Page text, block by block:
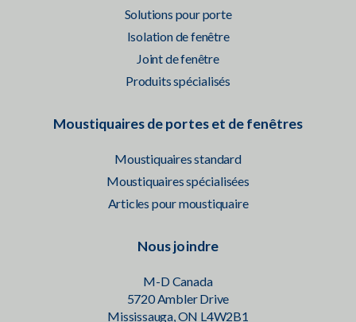
Solutions pour porte
Isolation de fenêtre
Joint de fenêtre
Produits spécialisés
Moustiquaires de portes et de fenêtres
Moustiquaires standard
Moustiquaires spécialisées
Articles pour moustiquaire
Nous joindre
M-D Canada
5720 Ambler Drive
Mississauga, ON L4W2B1